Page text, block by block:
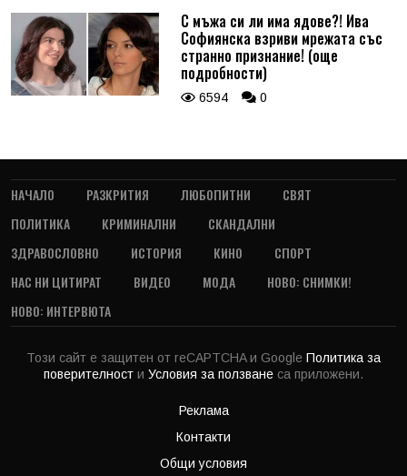
С мъжа си ли има ядове?! Ива
Софиянска взриви мрежата със
странно признание! (още
подробности)
6594 0
НАЧАЛО РАЗКРИТИЯ ЛЮБОПИТНИ
СВЯТ
ПОЛИТИКА
КРИМИНАЛНИ
СКАНДАЛНИ
ЗДРАВОСЛОВНО
ИСТОРИЯ КИНО
СПОРТ
НАС НИ ЦИТИРАТ
ВИДЕО МОДА
НОВО: СНИМКИ!
НОВО: ИНТЕРВЮТА
Този сайт е защитен от reCAPTCHA и Google Политика за
поверителност и Условия за ползване са приложени.
Реклама
Контакти
Общи условия